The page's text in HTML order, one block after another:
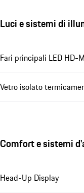
Luci e sistemi di
Fari principali LED HD-
Vetro isolato
Comfort e sistemi
Head-Up Display